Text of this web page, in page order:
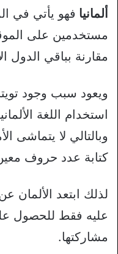
ألمانيا فهو يأتي في
مستخدمين على
مقارنة بباقي الدول
ويعود سبب وجود
استخدام اللغة
وبالتالي لا يتماشى
كتابة عدد حروف
لذلك ابتعد الألمان
عليه فقط للحصول
مشاركتها.